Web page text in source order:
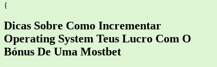
{
Dicas Sobre Como Incrementar
Operating System Teus Lucro Com O
Bónus De Uma Mostbet